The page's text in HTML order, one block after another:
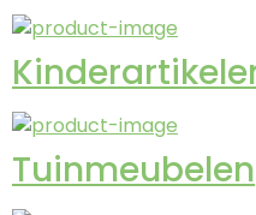
Tuinmeubelen